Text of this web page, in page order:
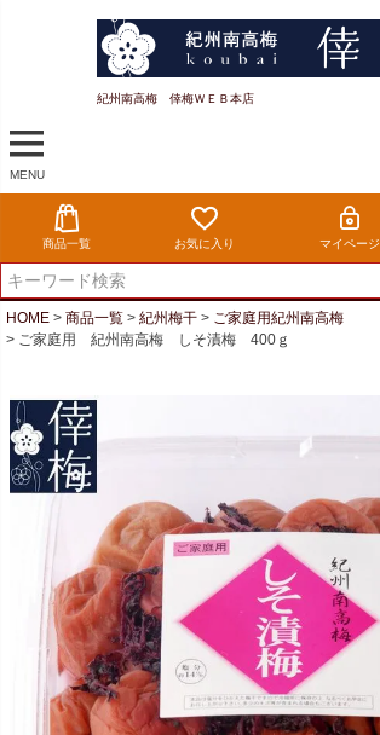
紀州南高梅 倖梅ＷＥＢ本店
MENU
商品一覧 お気に入り マイページ
HOME 商品一覧 紀州梅干
ご家庭用紀州南高梅
ご家庭用 紀州南高梅 しそ漬梅 400ｇ